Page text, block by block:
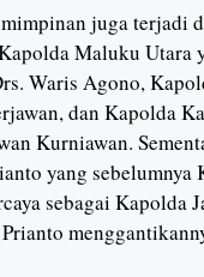
juga terjadi
Maluku Utara
Waris Agono,
dan Kapolda
Kurniawan.
yang sebelumnya
sebagai Kapolda